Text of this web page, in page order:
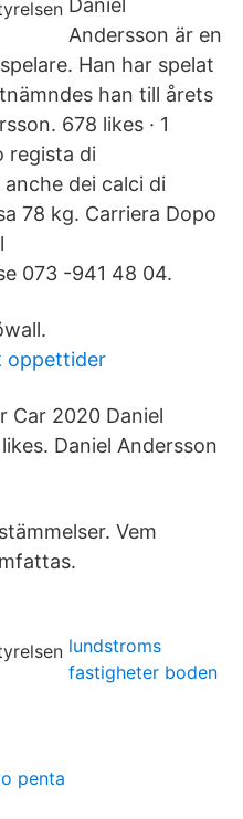
Daniel
Andersson är en
Han har spelat
han till årets
678 likes · 1
regista di
dei calci di
78 kg. Carriera Dopo
073 -941 48 04.
oppettider
Car 2020 Daniel
Daniel Andersson
Vem
lundstroms
fastigheter boden
penta